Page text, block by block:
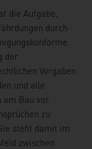
durch
seit
der
bei
privaten Bau-
und
berät sie
mehr
Weitere
mit dieser
finden
die Aufgabe,
durch
der
Vorgaben
und alle
am Bau vor
zu
steht damit im
zwischen